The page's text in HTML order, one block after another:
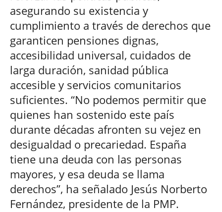
asegurando su existencia y
cumplimiento a través de derechos que
garanticen pensiones dignas,
accesibilidad universal, cuidados de
larga duración, sanidad pública
accesible y servicios comunitarios
suficientes. “No podemos permitir que
quienes han sostenido este país
durante décadas afronten su vejez en
desigualdad o precariedad. España
tiene una deuda con las personas
mayores, y esa deuda se llama
derechos”, ha señalado Jesús Norberto
Fernández, presidente de la PMP.